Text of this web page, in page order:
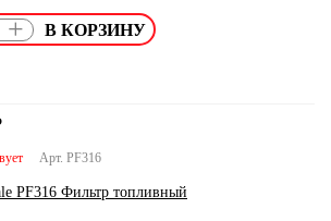
+
Арт. PF316
PF316 Фильтр топливный